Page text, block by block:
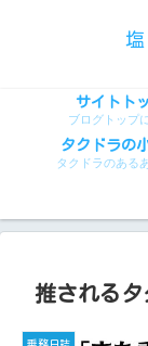
サイトト
ブログトップ
タクドラの
タクドラのある
推される
乗務日誌